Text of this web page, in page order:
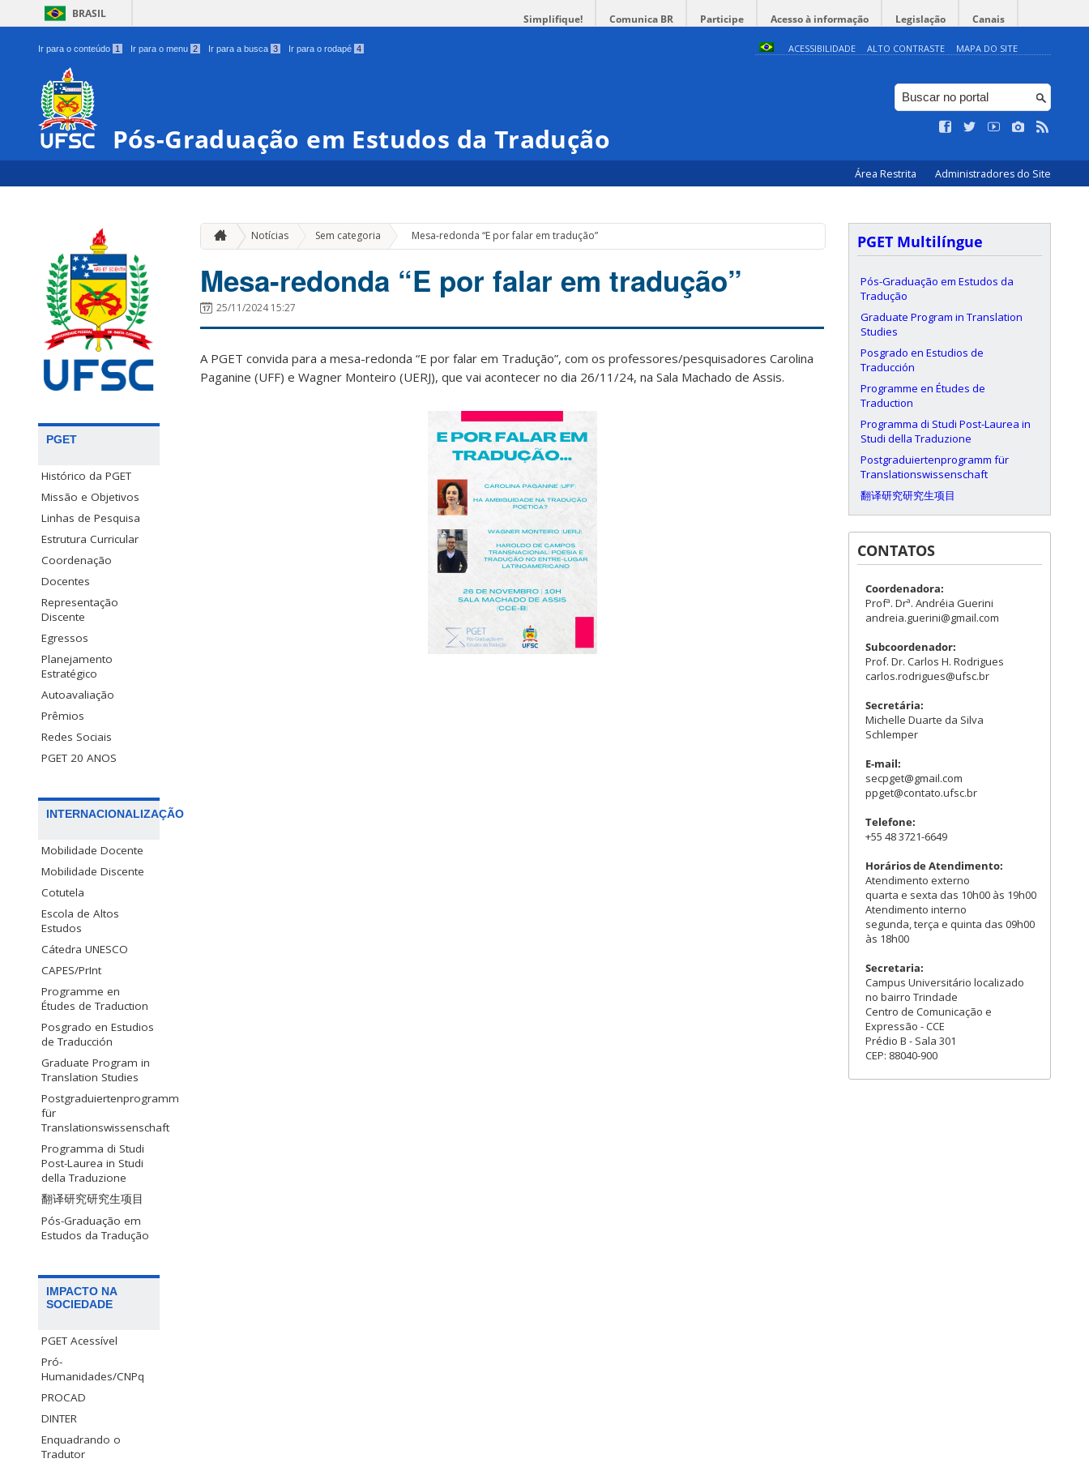
BRASIL Simplifique! Comunica BR Participe Acesso à informação Legislação Canais
Ir para o conteúdo 1 Ir para o menu 2 Ir para a busca 3 Ir para o rodapé 4 ACESSIBILIDADE ALTO CONTRASTE MAPA DO SITE
Pós-Graduação em Estudos da Tradução
Área Restrita Administradores do Site
PGET
Histórico da PGET
Missão e Objetivos
Linhas de Pesquisa
Estrutura Curricular
Coordenação
Docentes
Representação
Discente
Egressos
Planejamento
Estratégico
Autoavaliação
Prêmios
Redes Sociais
PGET 20 ANOS
INTERNACIONALIZAÇÃO
Mobilidade Docente
Mobilidade Discente
Cotutela
Escola de Altos
Estudos
Cátedra UNESCO
CAPES/PrInt
Programme en
Études de Traduction
Posgrado en Estudios
de Traducción
Graduate Program in
Translation Studies
Postgraduiertenprogramm
für
Translationswissenschaft
Programma di Studi
Post-Laurea in Studi
della Traduzione
翻译研究研究生项目
Pós-Graduação em
Estudos da Tradução
IMPACTO NA
SOCIEDADE
PGET Acessível
Pró-
Humanidades/CNPq
PROCAD
DINTER
Enquadrando o
Tradutor
Notícias Sem categoria » Mesa-redonda “E por falar em tradução”
Mesa-redonda “E por falar em tradução”
25/11/2024 15:27
A PGET convida para a mesa-redonda “E por falar em Tradução”, com os professores/pesquisadores Carolina
Paganine (UFF) e Wagner Monteiro (UERJ), que vai acontecer no dia 26/11/24, na Sala Machado de Assis.
PGET Multilíngue
Pós-Graduação em Estudos da
Tradução
Graduate Program in Translation
Studies
Posgrado en Estudios de
Traducción
Programme en Études de
Traduction
Programma di Studi Post-Laurea in
Studi della Traduzione
Postgraduiertenprogramm für
Translationswissenschaft
翻译研究研究生项目
CONTATOS
Coordenadora:
Profª. Drª. Andréia Guerini
andreia.guerini@gmail.com
Subcoordenador:
Prof. Dr. Carlos H. Rodrigues
carlos.rodrigues@ufsc.br
Secretária:
Michelle Duarte da Silva
Schlemper
E-mail:
secpget@gmail.com
ppget@contato.ufsc.br
Telefone:
+55 48 3721-6649
Horários de Atendimento:
Atendimento externo
quarta e sexta das 10h00 às 19h00
Atendimento interno
segunda, terça e quinta das 09h00
às 18h00
Secretaria:
Campus Universitário localizado
no bairro Trindade
Centro de Comunicação e
Expressão - CCE
Prédio B - Sala 301
CEP: 88040-900